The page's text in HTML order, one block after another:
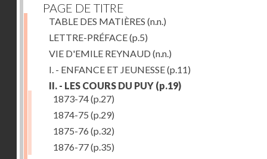
PAGE DE TITRE
TABLE DES MATIÈRES (n.n.)
LETTRE-PRÉFACE(p.5)
VIE D'EMILE REYNAUD (n.n.)
I. - ENFANCE ET JEUNESSE(p.11)
II. - LES COURS DU PUY (p.19)
1873-74(p.27)
1874-75 (p.29)
1875-76 (p.32)
1876-77(p.35)